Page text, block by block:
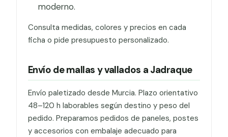
moderno.
Consulta medidas, colores y precios en cada
ficha o pide presupuesto personalizado.
Envío de mallas y vallados a Jadraque
Envío paletizado desde Murcia. Plazo orientativo
48–120 h laborables según destino y peso del
pedido. Preparamos pedidos de paneles, postes
y accesorios con embalaje adecuado para